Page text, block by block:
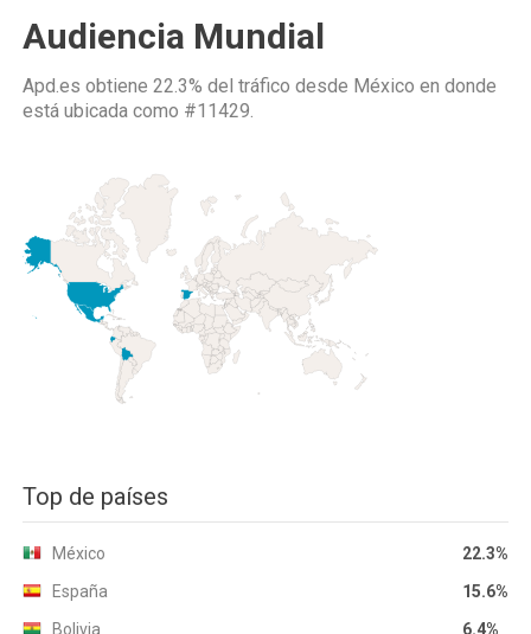
Audiencia Mundial
Apd.es obtiene 22.3% del tráfico desde México en donde
está ubicada como #11429.
Top de países
México
22.3%
España
15.6%
Bolivia
6.4%